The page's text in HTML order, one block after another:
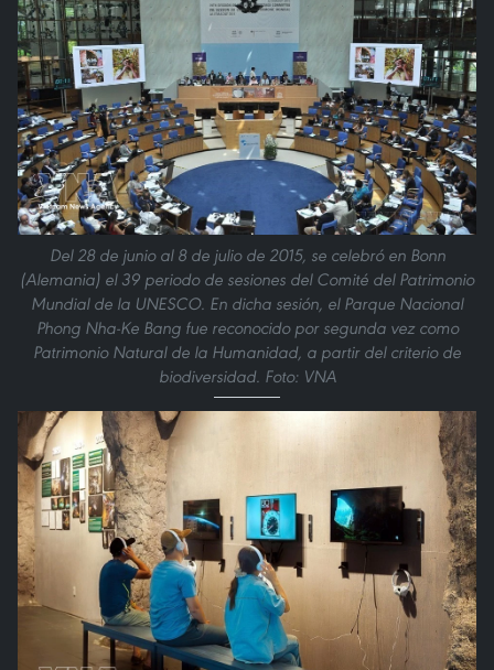
Del 28 de junio al 8 de julio de 2015, se celebró en Bonn
(Alemania) el 39 periodo de sesiones del Comité del Patrimonio
Mundial de la UNESCO. En dicha sesión, el Parque Nacional
Phong Nha-Ke Bang fue reconocido por segunda vez como
Patrimonio Natural de la Humanidad, a partir del criterio de
biodiversidad. Foto: VNA